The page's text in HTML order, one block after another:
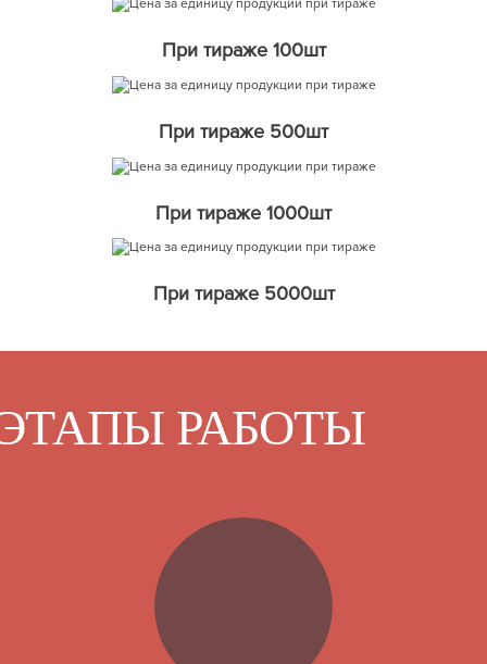
При тираже 100шт
При тираже 500шт
При тираже 1000шт
При тираже 5000шт
РАБОТЫ